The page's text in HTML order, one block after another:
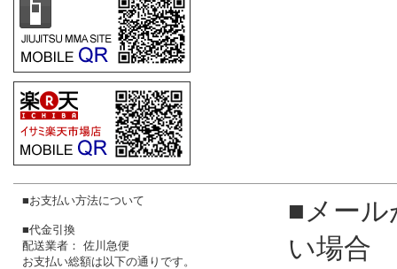
■お支払い方法について
■代金引換
配送業者： 佐川急便
お支払い総額は以下の通りです。
■メール
い場合